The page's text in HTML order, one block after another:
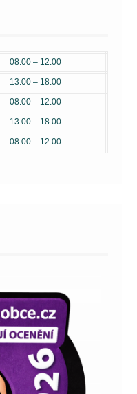
08.00 – 12.00
13.00 – 18.00
08.00 – 12.00
13.00 – 18.00
08.00 – 12.00